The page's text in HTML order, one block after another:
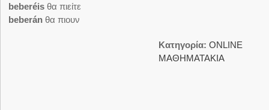
beberéis θα πιείτε
beberánθα πιουν
Κατηγορία:ΟNLINE
ΜΑΘΗΜΑΤΑΚΙΑ